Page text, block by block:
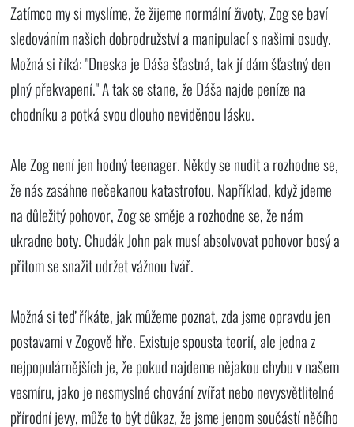
Zatímco my si myslíme, že žijeme normální životy, Zog se baví
sledováním našich dobrodružství a manipulací s našimi osudy.
Možná si říká: "Dneska je Dáša šťastná, tak jí dám šťastný den
plný překvapení." A tak se stane, že Dáša najde peníze na
chodníku a potká svou dlouho neviděnou lásku.
Ale Zog není jen hodný teenager. Někdy se nudit a rozhodne se,
že nás zasáhne nečekanou katastrofou. Například, když jdeme
na důležitý pohovor, Zog se směje a rozhodne se, že nám
ukradne boty. Chudák John pak musí absolvovat pohovor bosý a
přitom se snažit udržet vážnou tvář.
Možná si teď říkáte, jak můžeme poznat, zda jsme opravdu jen
postavami v Zogově hře. Existuje spousta teorií, ale jedna z
nejpopulárnějších je, že pokud najdeme nějakou chybu v našem
vesmíru, jako je nesmyslné chování zvířat nebo nevysvětlitelné
přírodní jevy, může to být důkaz, že jsme jenom součástí něčího